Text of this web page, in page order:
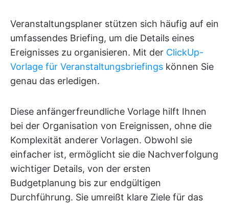
Veranstaltungsplaner stützen sich häufig auf ein
umfassendes Briefing, um die Details eines
Ereignisses zu organisieren. Mit der ClickUp-
Vorlage für Veranstaltungsbriefings können Sie
genau das erledigen.
Diese anfängerfreundliche Vorlage hilft Ihnen
bei der Organisation von Ereignissen, ohne die
Komplexität anderer Vorlagen. Obwohl sie
einfacher ist, ermöglicht sie die Nachverfolgung
wichtiger Details, von der ersten
Budgetplanung bis zur endgültigen
Durchführung. Sie umreißt klare Ziele für das